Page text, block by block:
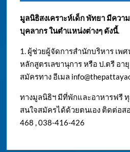
มูลนิธิสงเคราะห์เด็ก พัทยา มีควา
บุคลากร ในตำแหน่งต่างๆ ดังนี้.
1. ผู้ช่วยผู้จัดการสำนักบริหาร เ
หลักสูตรเลขานุการ หรือ ป.ตรี อา
สมัครทาง อีเมล
ทางมูลนิธิฯ มีที่พักและอาหารฟรี
สนใจสมัครได้ด้วยตนเอง ติดต่อส
468 , 038-416-426